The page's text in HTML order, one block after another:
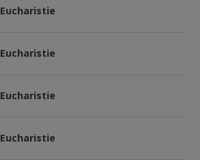
Eucharistie
Eucharistie
Eucharistie
Eucharistie